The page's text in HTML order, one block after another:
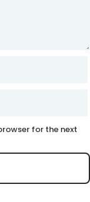
for the next